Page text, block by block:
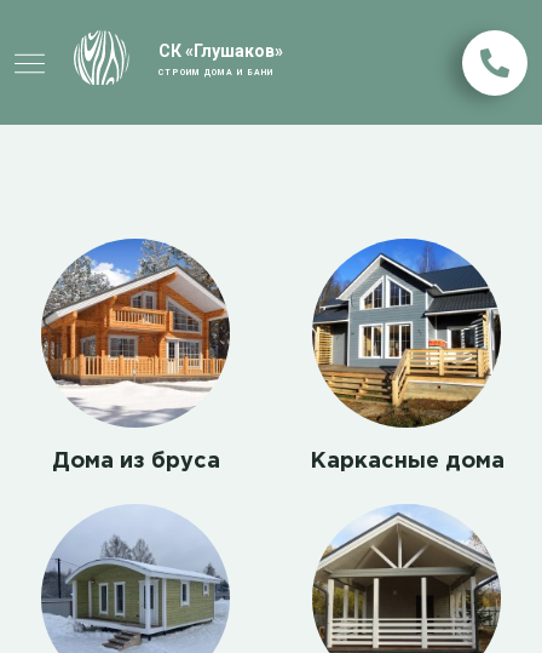
СК «Глушаков»
СТРОИМ ДОМА И БАНИ
Дома из бруса Каркасные дома